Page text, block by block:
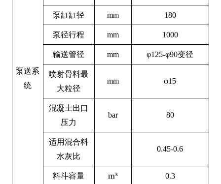
泵送系
统
泵缸缸径 mm 180
泵径行程 mm 1000
输送管径 mm φ125-φ90变径
喷射骨料最
大粒径
mm φ15
混凝土出口
压力
bar 80
适用混合料
水灰比
0.45-0.6
料斗容量 m³ 0.3